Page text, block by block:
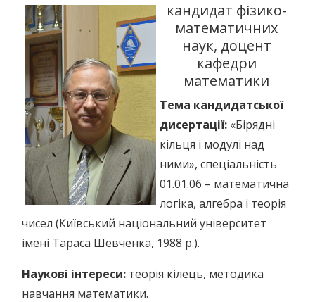
кандидат фізико-
математичних
наук, доцент
кафедри
математики
Тема кандидатської
дисертації: «Бірядні
кільця і модулі над
ними», спеціальність
01.01.06 – математична
логіка, алгебра і теорія
чисел (Київський національний університет
імені Тараса Шевченка, 1988 р.).
Наукові інтереси: теорія кілець, методика
навчання математики.